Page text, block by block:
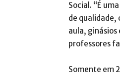
Social. “É
de qualidade,
aula, ginásios
professores
Somente em